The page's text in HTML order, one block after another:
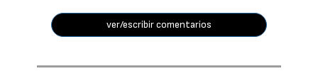
ver/escribir comentarios